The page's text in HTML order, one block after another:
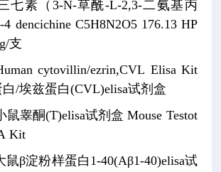
七素（3-N-草酰-L-2,3-二氨基丙
4 dencichine C5H8N2O5 176.13 HP
支
cytovillin/ezrin,CVL Elisa Kit
/埃兹蛋白(CVL)elisa试剂盒
鼠睾酮(T)elisa试剂盒 Mouse Testot
Kit
鼠β淀粉样蛋白1-40(Aβ1-40)elisa试